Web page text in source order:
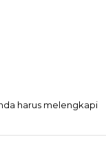
harus melengkapi